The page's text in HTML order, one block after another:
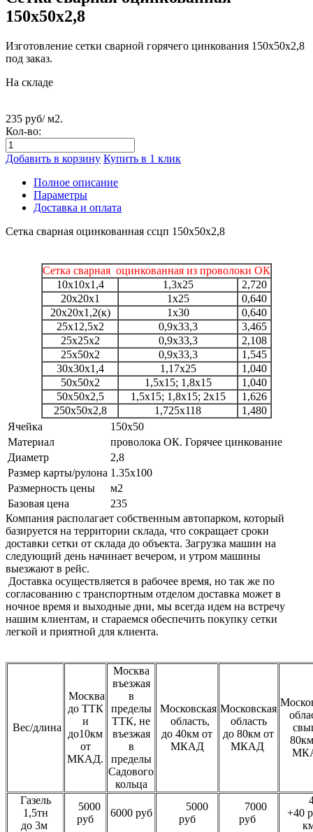
150х50х2,8
Изготовление сетки сварной горячего цинкования 150х50х2,8
под заказ.
На складе
235 руб/ м2.
Кол-во:
Добавить в корзину Купить в 1 клик
Полное описание
Параметры
Доставка и оплата
Сетка сварная оцинкованная ссцп 150х50х2,8
Сетка сварная оцинкованная из проволоки ОК
10х10х1,4
1,3х25
2,720
20х20х1
1х25
0,640
20х20х1,2(к)
1х30
0,640
25х12,5х2
0,9х33,3
3,465
25х25х2
0,9х33,3
2,108
25х50х2
0,9х33,3
1,545
30х30х1,4
1,17х25
1,040
50х50х2
1,5х15; 1,8х15
1,040
50х50х2,5
1,5х15; 1,8х15; 2х15
1,626
250х50х2,8
1,725х118
1,480
Ячейка
150х50
Материал
проволока ОК. Горячее цинкование
Диаметр
2,8
Размер карты/рулона 1.35х100
Размерность цены
м2
Базовая цена
235
Компания располагает собственным автопарком, который
базируется на территории склада, что сокращает сроки
доставки сетки от склада до объекта. Загрузка машин на
следующий день начинает вечером, и утром машины
выезжают в рейс.
Доставка осуществляется в рабочее время, но так же по
согласованию с транспортным отделом доставка может в
ночное время и выходные дни, мы всегда идем на встречу
нашим клиентам, и стараемся обеспечить покупку сетки
легкой и приятной для клиента.
Вес/длина
Москва
до ТТК
и
до10км
от
МКАД.
Москва
въезжая
в
пределы
ТТК, не
въезжая
в
пределы
Садового
кольца
Московская
область,
до 40км от
МКАД
Московская
область
до 80км от
МКАД
Газель
1,5тн
до 3м
5000
руб
6000 руб
5000
руб
7000
руб
+40